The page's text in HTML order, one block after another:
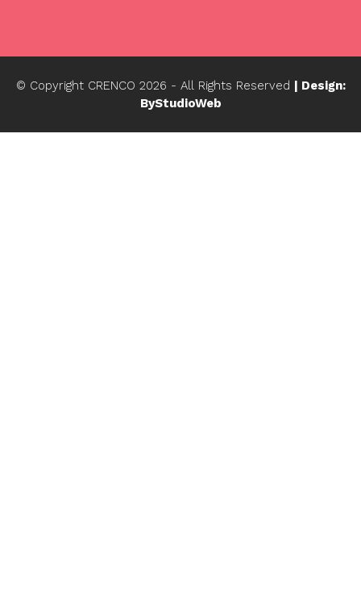
© Copyright CRENCO 2026 - All Rights Reserved | Design:
ByStudioWeb